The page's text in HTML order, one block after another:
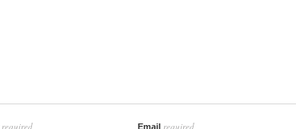
required Email required